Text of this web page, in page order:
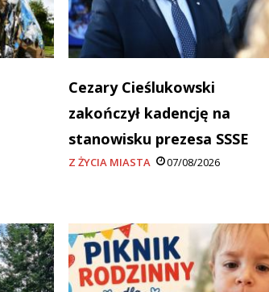
Cezary Cieślukowski
zakończył kadencję na
stanowisku prezesa SSSE
Z ŻYCIA MIASTA 07/08/2026